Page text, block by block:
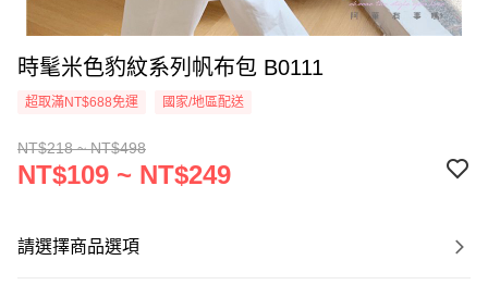
時髦米色豹紋系列帆布包 B0111
超取滿NT$688免運 國家/地區配送
NT$218 ~ NT$498
NT$109 ~ NT$249
請選擇商品選項